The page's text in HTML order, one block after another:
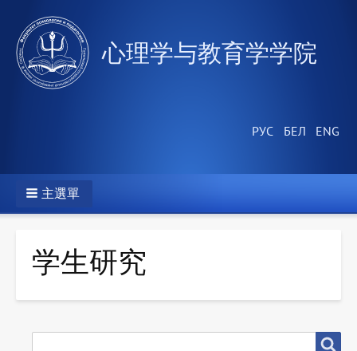
心理学与教育学学院
主選單
学生研究